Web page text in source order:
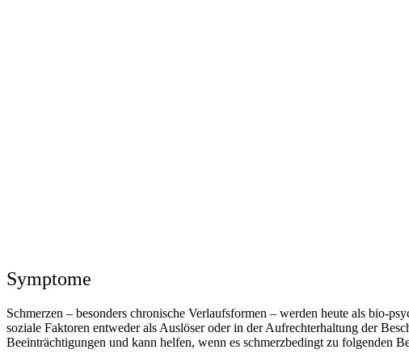
Symptome
Schmerzen – besonders chronische Verlaufsformen – werden heute als bio-
soziale Faktoren entweder als Auslöser oder in der Aufrechterhaltung der
Beeinträchtigungen und kann helfen, wenn es schmerzbedingt zu folgenden